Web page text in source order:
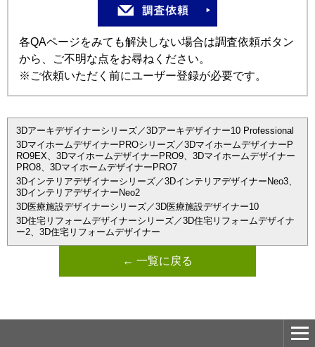
各QAページをみても解決しない場合は調査依頼ボタン
から、ご不明な点をお尋ねください。
※ご依頼いただく前にユーザー登録が必要です。
3Dアーキデザイナーシリーズ／3Dアーキデザイナー10 Professional
3DマイホームデザイナーPROシリーズ／3DマイホームデザイナーP
RO9EX、3DマイホームデザイナーPRO9、3Dマイホームデザイナー
PRO8、3DマイホームデザイナーPRO7
3Dインテリアデザイナーシリーズ／3DインテリアデザイナーNeo3、
3DインテリアデザイナーNeo2
3D医療施設デザイナーシリーズ／3D医療施設デザイナー10
3D住宅リフォームデザイナーシリーズ／3D住宅リフォームデザイナ
ー2、3D住宅リフォームデザイナー
← 一覧に戻る